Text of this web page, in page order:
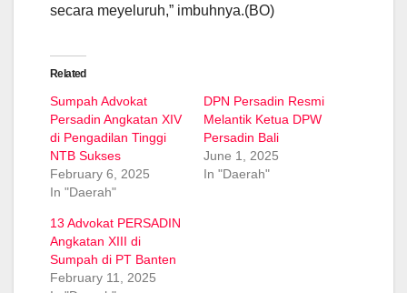
secara meyeluruh,” imbuhnya.(BO)
Related
Sumpah Advokat
Persadin Angkatan XIV
di Pengadilan Tinggi
NTB Sukses
February 6, 2025
In "Daerah"
DPN Persadin Resmi
Melantik Ketua DPW
Persadin Bali
June 1, 2025
In "Daerah"
13 Advokat PERSADIN
Angkatan XIII di
Sumpah di PT Banten
February 11, 2025